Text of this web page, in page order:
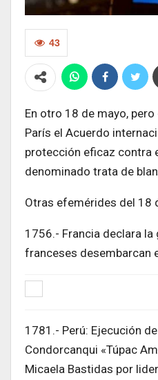
43
En otro 18 de mayo,
París el Acuerdo
protección eficaz contra
denominado trata de
Otras efemérides del 18
1756.- Francia declara
franceses desembarcan
1781.- Perú: Ejecución
Condorcanqui «Túpac
Micaela Bastidas por